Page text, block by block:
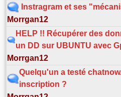
Instragram et ses
Morrgan12
HELP !! Récupérer des
un DD sur UBUNTU avec
Morrgan12
Quelqu'un a testé
inscription ?